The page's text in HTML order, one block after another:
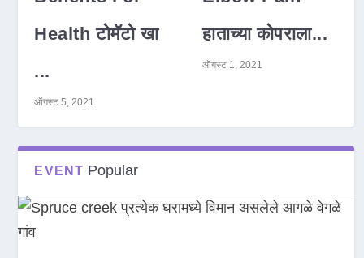
Health टोमॅटो खा
...
ऑगस्ट 5, 2021
हाताच्या कोपराला...
ऑगस्ट 1, 2021
EVENT Popular